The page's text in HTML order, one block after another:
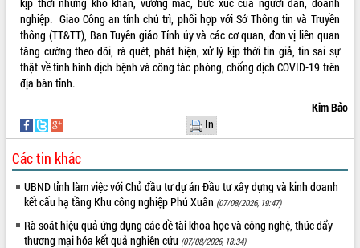
Tháo gỡ những vướng mắc, đẩy mạnh
công tác cải cách thủ tục hành chính
tại Trung tâm Phục vụ hành chính
công tỉnh
Đắk Lắk: Tôn vinh 46 giải pháp tại Hội
thi Sáng tạo Kỹ thuật 2024 - 2025
về phát triển nuôi trồng thủy sản
Phó Chủ tịch UBND tỉnh Đắk Lắk
Trương Công Thái kiểm tra thực địa
Dự án cao tốc Khánh Hòa - Buôn Ma
Thuột
Định vị cà phê Việt Nam như một “di
sản sống” trong dòng chảy toàn cầu
nghiệp. Giao Công an tỉnh chủ trì, phối hợp với Sở Thông tin và Truyền
thông (TT&TT), Ban Tuyên giáo Tỉnh ủy và các cơ quan, đơn vị liên quan
tăng cường theo dõi, rà quét, phát hiện, xử lý kịp thời tin giả, tin sai sự
thật về tình hình dịch bệnh và công tác phòng, chống dịch COVID-19 trên
địa bàn tỉnh.
Kim Bảo
In
Các tin khác
UBND tỉnh làm việc với Chủ đầu tư dự án Đầu tư xây dựng và kinh doanh
kết cấu hạ tầng Khu công nghiệp Phú Xuân (07/08/2026, 19:47)
Rà soát hiệu quả ứng dụng các đề tài khoa học và công nghệ, thúc đẩy
thương mại hóa kết quả nghiên cứu (07/08/2026, 18:34)